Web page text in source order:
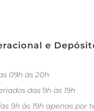
e
09h às 20h
das 9h às 19h
9h às 19h apenas por